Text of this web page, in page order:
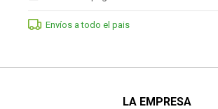
Envíos a todo el pais
LA EMPRESA